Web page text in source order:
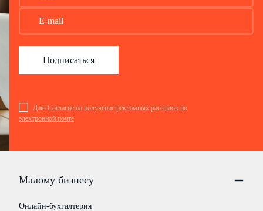
Даю Согласие на получение рекламных рассылок по
электронной почте
Подписаться
Малому бизнесу
Онлайн-бухгалтерия